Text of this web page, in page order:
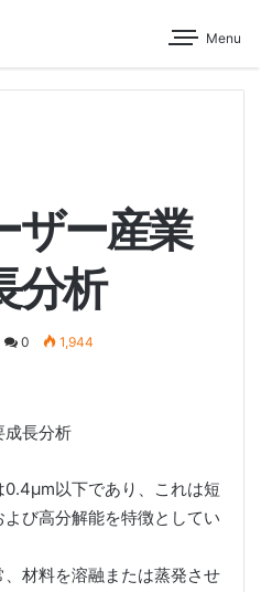
Menu
ザー産業
分析
0
1,944
成長分析
以下であり、これは短
び高分解能を特徴としてい
材料を溶融または蒸発させ